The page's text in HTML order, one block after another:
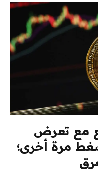
مع تعرض
مرة أخرى؛